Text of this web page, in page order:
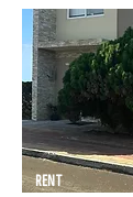
RENT